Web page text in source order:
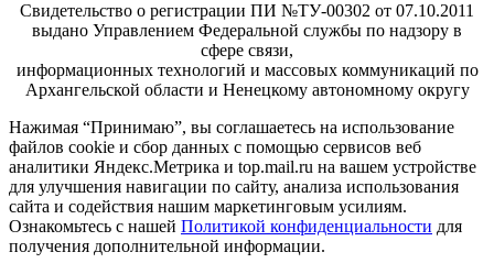
Свидетельство о регистрации ПИ №ТУ-00302 от 07.10.2011
выдано Управлением Федеральной службы по надзору в
сфере связи,
информационных технологий и массовых коммуникаций по
Архангельской области и Ненецкому автономному округу
Нажимая “Принимаю”, вы соглашаетесь на использование
файлов cookie и сбор данных с помощью сервисов веб
аналитики Яндекс.Метрика и top.mail.ru на вашем устройстве
для улучшения навигации по сайту, анализа использования
сайта и содействия нашим маркетинговым усилиям.
Ознакомьтесь с нашей Политикой конфиденциальности для
получения дополнительной информации.